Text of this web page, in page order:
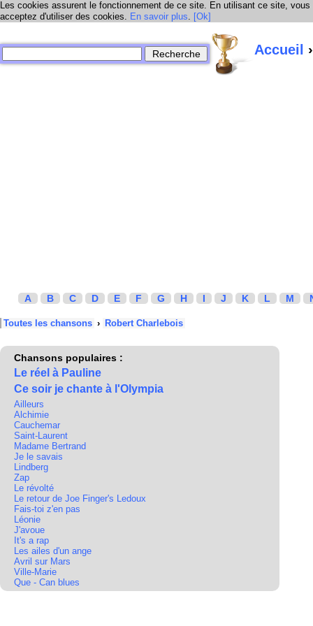
Les cookies assurent le fonctionnement de ce site. En utilisant ce site, vous
acceptez d'utiliser des cookies. En savoir plus. [Ok]
Accueil
A B C D E F G H I J K L M
Toutes les chansons › Robert Charlebois
Chansons populaires :
Le réel à Pauline
Ce soir je chante à l'Olympia
Ailleurs
Alchimie
Cauchemar
Saint-Laurent
Madame Bertrand
Je le savais
Lindberg
Zap
Le révolté
Le retour de Joe Finger's Ledoux
Fais-toi z'en pas
Léonie
J'avoue
It's a rap
Les ailes d'un ange
Avril sur Mars
Ville-Marie
Que - Can blues